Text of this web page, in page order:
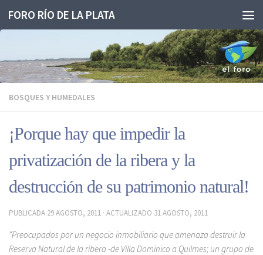
Saltar al contenido
FORO RÍO DE LA PLATA
BOSQUES Y HUMEDALES
¡Porque hay que impedir la
privatización de la ribera y la
destrucción de su patrimonio natural!
PUBLICADA 29 AGOSTO, 2011 · ACTUALIZADO 31 AGOSTO, 2011
“Preocupados por un negocio inmobiliario que amenaza destruir la
Reserva Natural de la ribera -de Villa Dominico a Quilmes; un grupo de